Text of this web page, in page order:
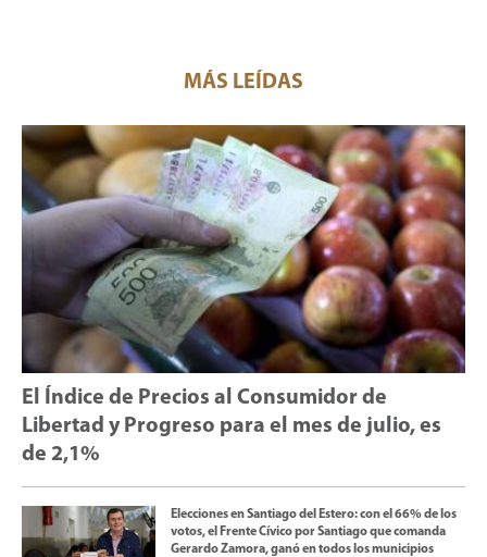
MÁS LEÍDAS
El Índice de Precios al Consumidor de
Libertad y Progreso para el mes de julio, es
de 2,1%
Elecciones en Santiago del Estero: con el 66% de los
votos, el Frente Cívico por Santiago que comanda
Gerardo Zamora, ganó en todos los municipios